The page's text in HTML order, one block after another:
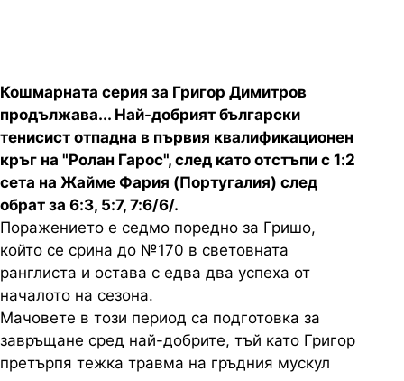
Кошмарната серия за Григор Димитров
продължава... Най-добрият български
тенисист отпадна в първия квалификационен
кръг на "Ролан Гарос", след като отстъпи с 1:2
сета на Жайме Фария (Португалия) след
обрат за 6:3, 5:7, 7:6/6/.
Поражението е седмо поредно за Гришо,
който се срина до №170 в световната
ранглиста и остава с едва два успеха от
началото на сезона.
Мачовете в този период са подготовка за
завръщане сред най-добрите, тъй като Григор
претърпя тежка травма на гръдния мускул